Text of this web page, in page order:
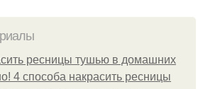
ресницы тушью в домашних
4 способа накрасить ресницы